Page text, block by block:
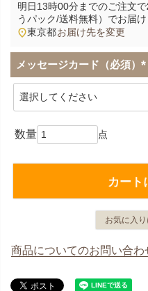
明日13時00分までのご注文で
うパック/送料無料） でお届け
東京都お届け先を変更
メッセージカード（必須）
(
カート
お気に入
商品についてのお問い合わ